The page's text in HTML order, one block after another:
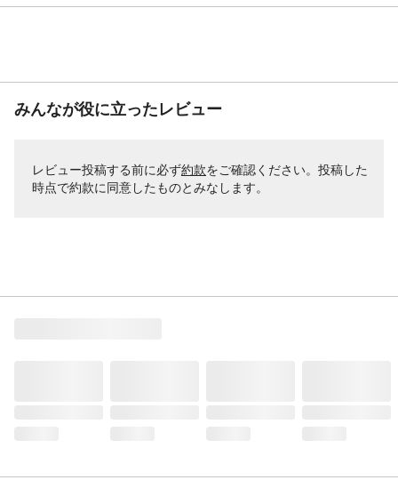
みんなが役に立ったレビュー
レビュー投稿する前に必ず約款をご確認ください。投稿した
時点で約款に同意したものとみなします。